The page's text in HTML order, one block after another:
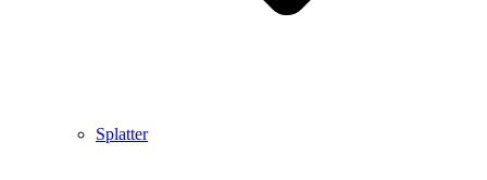
Splatter